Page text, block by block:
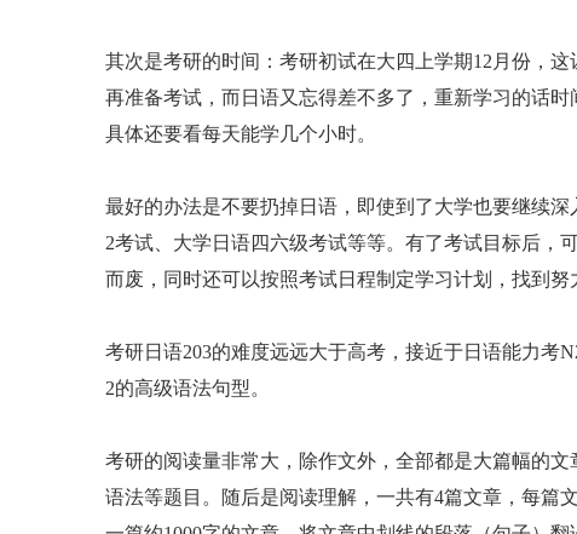
其次是考研的时间：考研初试在大四上学期12月份，
再准备考试，而日语又忘得差不多了，重新学习的话
具体还要看每天能学几个小时。
最好的办法是不要扔掉日语，即使到了大学也要继续
2考试、大学日语四六级考试等等。有了考试目标后，
而废，同时还可以按照考试日程制定学习计划，找到
考研日语203的难度远远大于高考，接近于日语能力考
2的高级语法句型。
考研的阅读量非常大，除作文外，全部都是大篇幅的
语法等题目。随后是阅读理解，一共有4篇文章，每篇